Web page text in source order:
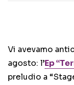
Vi avevamo
agosto: l’Ep
preludio a